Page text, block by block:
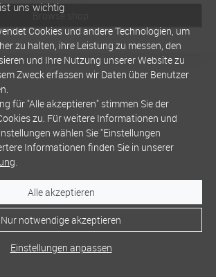
Browse shop
uns wichtig
Cookies und andere Technologien, um
zu halten, ihre Leistung zu messen, den
und Ihre Nutzung unserer Website zu
Zweck erfassen wir Daten über Benutzer
für "Alle akzeptieren" stimmen Sie der
zu. Für weitere Informationen und
wählen Sie "Einstellungen
Informationen finden Sie in unserer
.
Alle akzeptieren
Nur notwendige akzeptieren
Einstellungen anpassen